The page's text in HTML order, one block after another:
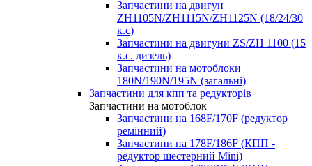
Запчастини на двигун
ZH1105N/ZH1115N/ZH1125N (18/24/30
к.с)
Запчастини на двигуни ZS/ZH 1100 (15
к.с. дизель)
Запчастини на мотоблоки
180N/190N/195N (загальні)
Запчастини для кпп та редукторів
Запчастини на мотоблок
Запчастини на 168F/170F (редуктор
ремінний)
Запчастини на 178F/186F (КПП -
редуктор шестерний Mini)